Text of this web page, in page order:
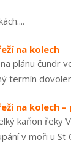
na kolech
plánu čundr
termín
na kolech
kaňon řeky
v moři u St